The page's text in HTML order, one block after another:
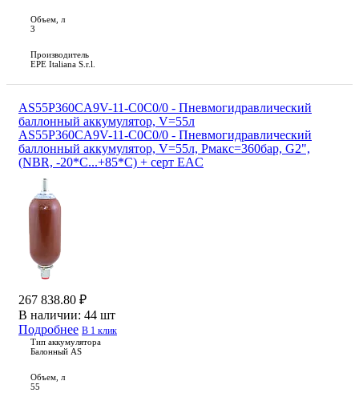
Объем, л
3
Производитель
EPE Italiana S.r.l.
AS55P360CA9V-11-C0C0/0 - Пневмогидравлический
баллонный аккумулятор, V=55л
AS55P360CA9V-11-C0C0/0 - Пневмогидравлический
баллонный аккумулятор, V=55л, Рмакс=360бар, G2",
(NBR, -20*С...+85*С) + серт EAC
267 838.80 ₽
В наличии: 44 шт
Подробнее В 1 клик
Тип аккумулятора
Балонный AS
Объем, л
55